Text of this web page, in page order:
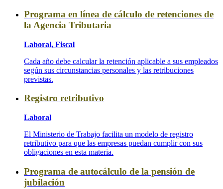
Programa en línea de cálculo de retenciones de
la Agencia Tributaria
Laboral, Fiscal
Cada año debe calcular la retención aplicable a sus empleados
según sus circunstancias personales y las retribuciones
previstas.
Registro retributivo
Laboral
El Ministerio de Trabajo facilita un modelo de registro
retributivo para que las empresas puedan cumplir con sus
obligaciones en esta materia.
Programa de autocálculo de la pensión de
jubilación